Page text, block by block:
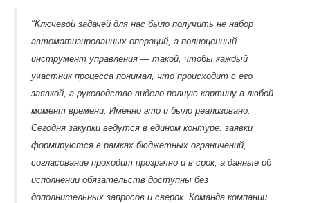
"Ключевой задачей для нас было получить не набор
автоматизированных операций, а полноценный
инструмент управления — такой, чтобы каждый
участник процесса понимал, что происходит с его
заявкой, а руководство видело полную картину в любой
момент времени. Именно это и было реализовано.
Сегодня закупки ведутся в едином контуре: заявки
формируются в рамках бюджетных ограничений,
согласование проходит прозрачно и в срок, а данные об
исполнении обязательств доступны без
дополнительных запросов и сверок. Команда компании